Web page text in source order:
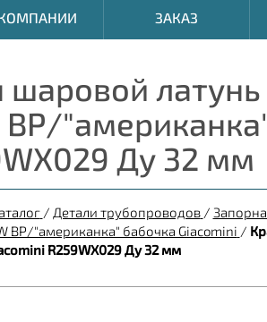
ЗАКАЗ
шаровой
ВР/
Ду 32 мм
/ Детали трубопроводов /
ВР/"американка" бабочка Giacomini /
R259WX029 Ду 32 мм